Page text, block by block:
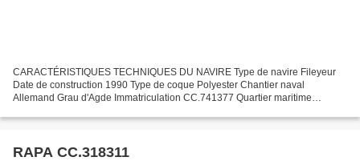
CARACTÉRISTIQUES TECHNIQUES DU NAVIRE Type de navire Fileyeur
Date de construction 1990 Type de coque Polyester Chantier naval
Allemand Grau d'Agde Immatriculation CC.741377 Quartier maritime
RAPA CC.318311